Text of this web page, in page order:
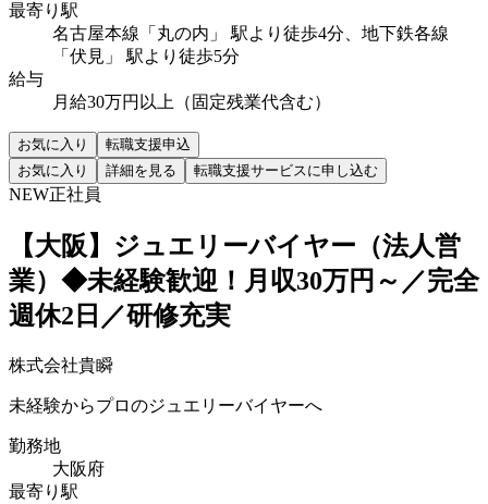
最寄り駅
名古屋本線「丸の内」 駅より徒歩4分、地下鉄各線
「伏見」 駅より徒歩5分
給与
月給30万円以上（固定残業代含む）
お気に入り
転職支援申込
お気に入り
詳細を見る 転職支援サービスに申し込む
NEW正社員
【大阪】ジュエリーバイヤー（法人営
業）◆未経験歓迎！月収30万円～／完全
週休2日／研修充実
株式会社貴瞬
未経験からプロのジュエリーバイヤーへ
勤務地
大阪府
最寄り駅